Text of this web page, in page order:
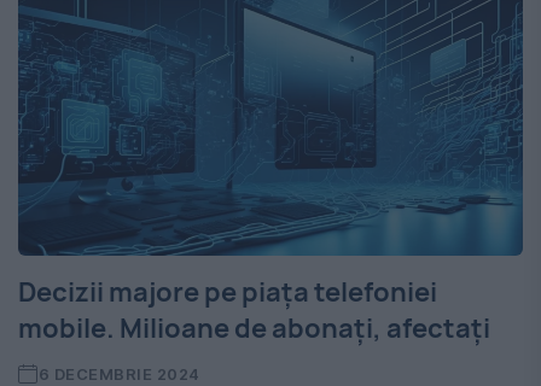
Decizii majore pe piața telefoniei
mobile. Milioane de abonați, afectați
6 DECEMBRIE 2024